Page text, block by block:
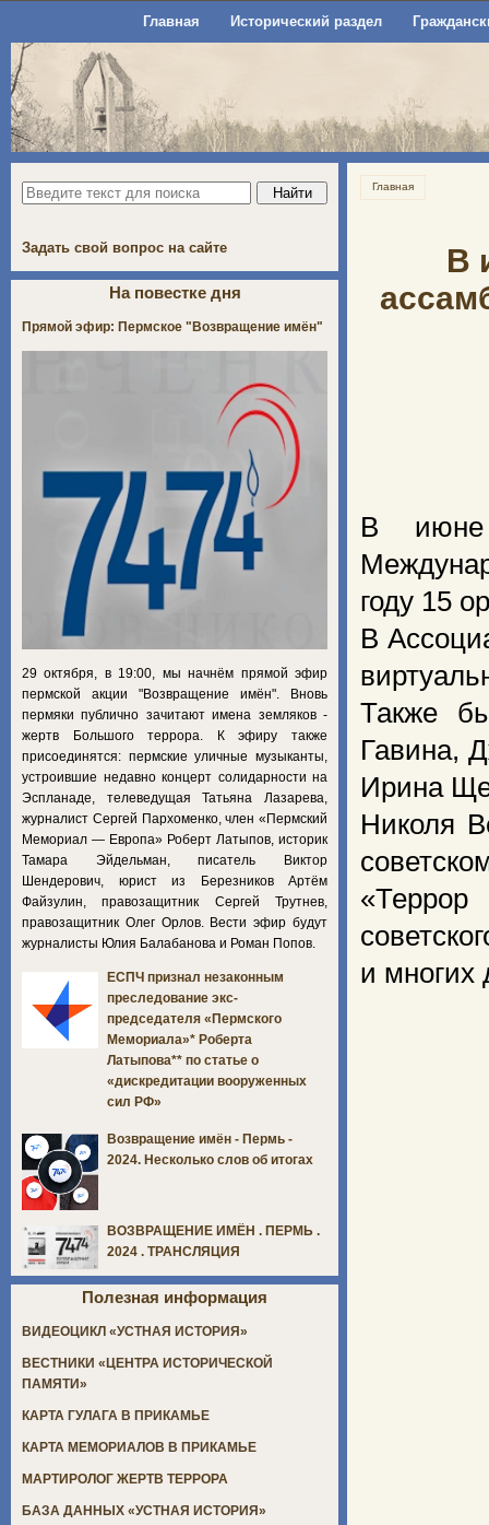
Главная Исторический раздел
Главная
В
В июне
году 15
В
Также
Гавина,
Ирина
Николя
и многих
Задать свой вопрос на сайте
На повестке дня
Прямой эфир: Пермское "Возвращение имён"
29 октября, в 19:00, мы начнём прямой эфир
пермской акции "Возвращение имён". Вновь
пермяки публично зачитают имена земляков -
жертв Большого террора. К эфиру также
присоединятся: пермские уличные музыканты,
устроившие недавно концерт солидарности на
Эспланаде, телеведущая Татьяна Лазарева,
журналист Сергей Пархоменко, член «Пермский
Мемориал — Европа» Роберт Латыпов, историк
Тамара Эйдельман, писатель Виктор
Шендерович, юрист из Березников Артём
Файзулин, правозащитник Сергей Трутнев,
правозащитник Олег Орлов. Вести эфир будут
журналисты Юлия Балабанова и Роман Попов.
ЕСПЧ признал незаконным
преследование экс-
председателя «Пермского
Мемориала»* Роберта
Латыпова** по статье о
«дискредитации вооруженных
сил РФ»
Возвращение имён - Пермь -
2024. Несколько слов об итогах
ВОЗВРАЩЕНИЕ ИМЁН . ПЕРМЬ .
2024 . ТРАНСЛЯЦИЯ
Полезная информация
ВИДЕОЦИКЛ «УСТНАЯ ИСТОРИЯ»
ВЕСТНИКИ «ЦЕНТРА ИСТОРИЧЕСКОЙ
ПАМЯТИ»
КАРТА ГУЛАГА В ПРИКАМЬЕ
КАРТА МЕМОРИАЛОВ В ПРИКАМЬЕ
МАРТИРОЛОГ ЖЕРТВ ТЕРРОРА
БАЗА ДАННЫХ «УСТНАЯ ИСТОРИЯ»